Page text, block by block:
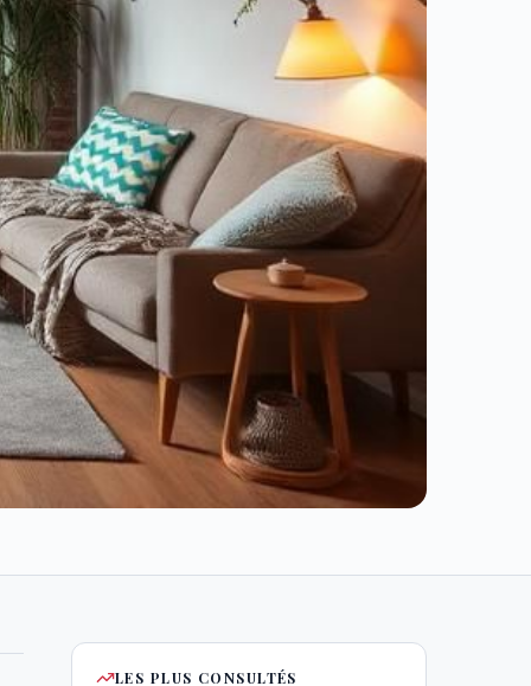
LES PLUS CONSULTÉS